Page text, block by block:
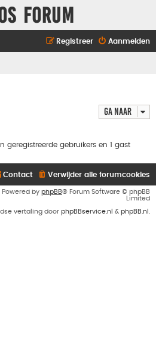
Forum
Aanmelden
Registreer
Ga naar
geregistreerde gebruikers en 1 gast
Verwijder alle forumcookies
Contact
Powered by phpBB® Forum Software © phpBB
Limited
vertaling door phpBBservice.nl & phpBB.nl .